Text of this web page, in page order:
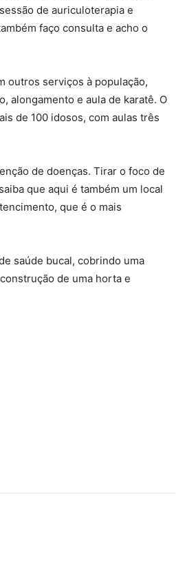
de auriculoterapia e
faço consulta e acho o
outros serviços à população,
alongamento e aula de karatê. O
de 100 idosos, com aulas três
de doenças. Tirar o foco de
que aqui é também um local
que é o mais
saúde bucal, cobrindo uma
de uma horta e